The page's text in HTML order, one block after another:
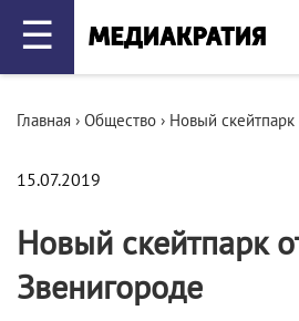
☰
Главная › Общество › Новый
15.07.2019
Новый скейтпарк
Звенигороде